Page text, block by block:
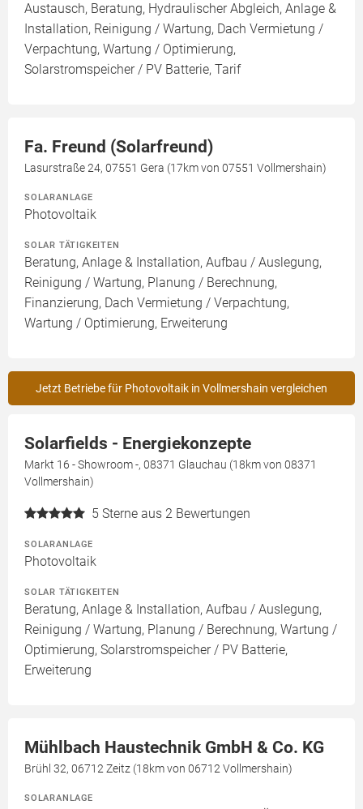
Austausch, Beratung, Hydraulischer Abgleich, Anlage &
Installation, Reinigung / Wartung, Dach Vermietung /
Verpachtung, Wartung / Optimierung,
Solarstromspeicher / PV Batterie, Tarif
Fa. Freund (Solarfreund)
Lasurstraße 24, 07551 Gera (17km von 07551 Vollmershain)
SOLARANLAGE
Photovoltaik
SOLAR TÄTIGKEITEN
Beratung, Anlage & Installation, Aufbau / Auslegung,
Reinigung / Wartung, Planung / Berechnung,
Finanzierung, Dach Vermietung / Verpachtung,
Wartung / Optimierung, Erweiterung
Jetzt Betriebe für Photovoltaik in Vollmershain vergleichen
Solarfields - Energiekonzepte
Markt 16 - Showroom -, 08371 Glauchau (18km von 08371
Vollmershain)
5 Sterne aus 2 Bewertungen
SOLARANLAGE
Photovoltaik
SOLAR TÄTIGKEITEN
Beratung, Anlage & Installation, Aufbau / Auslegung,
Reinigung / Wartung, Planung / Berechnung, Wartung /
Optimierung, Solarstromspeicher / PV Batterie,
Erweiterung
Mühlbach Haustechnik GmbH & Co. KG
Brühl 32, 06712 Zeitz (18km von 06712 Vollmershain)
SOLARANLAGE